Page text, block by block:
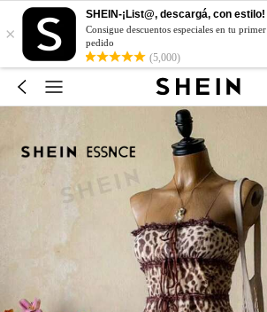
×
SHEIN-¡List@, descargá, con estilo!
Consigue descuentos especiales en tu primer
pedido
(5,000)